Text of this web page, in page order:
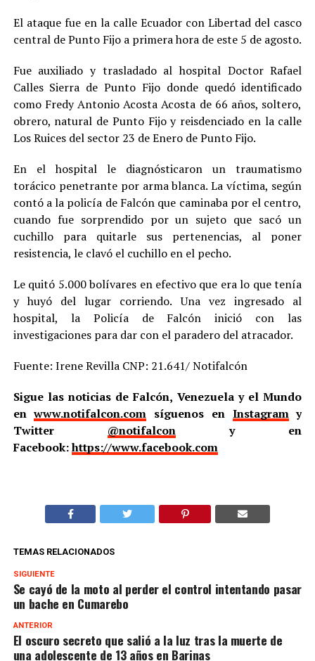
El ataque fue en la calle Ecuador con Libertad del casco
central de Punto Fijo a primera hora de este 5 de agosto.
Fue auxiliado y trasladado al hospital Doctor Rafael
Calles Sierra de Punto Fijo donde quedó identificado
como Fredy Antonio Acosta Acosta de 66 años, soltero,
obrero, natural de Punto Fijo y reisdenciado en la calle
Los Ruices del sector 23 de Enero de Punto Fijo.
En el hospital le diagnósticaron un traumatismo
torácico penetrante por arma blanca. La víctima, según
contó a la policía de Falcón que caminaba por el centro,
cuando fue sorprendido por un sujeto que sacó un
cuchillo para quitarle sus pertenencias, al poner
resistencia, le clavó el cuchillo en el pecho.
Le quitó 5.000 bolívares en efectivo que era lo que tenía
y huyó del lugar corriendo. Una vez ingresado al
hospital, la Policía de Falcón inició con las
investigaciones para dar con el paradero del atracador.
Fuente: Irene Revilla CNP: 21.641/ Notifalcón
Sigue las noticias de Falcón, Venezuela y el Mundo
enwww.notifalcon.com síguenos en Instagramy
Twitter @notifalcony en
Facebook:https://www.facebook.com
TEMAS RELACIONADOS
SIGUIENTE
Se cayó de la moto al perder el control intentando pasar
un bache en Cumarebo
ANTERIOR
El oscuro secreto que salió a la luz tras la muerte de
una adolescente de 13 años en Barinas